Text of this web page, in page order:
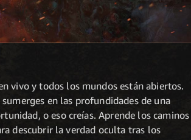
vivo y todos los mundos están abiertos.
en las profundidades de una
o eso creías. Aprende los caminos
descubrir la verdad oculta tras los